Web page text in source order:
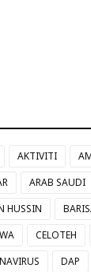
AKTIVITI
ARAB SAUDI
HUSSIN
CELOTEH
DAP